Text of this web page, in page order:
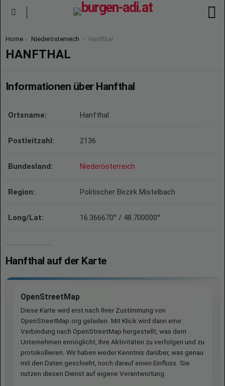
You are here:
Home Niederösterreich Hanfthal
HANFTHAL
Informationen über Hanfthal
Ortsname: Hanfthal
Postleitzahl: 2136
Bundesland: Niederösterreich
Region: Politischer Bezirk Mistelbach
Long/Lat: 16.366670° / 48.700000°
Hanfthal auf der Karte
OpenStreetMap
Diese Karte wird erst nach Ihrer Zustimmung von
OpenStreetMap.org geladen. Mit Klick wird dann eine
Verbindung nach OpenStreetMap hergestellt, was dem
Unternehmen ermöglicht, Ihre Aktivitäten zu verfolgen und zu
protokollieren. Wir haben weder Kenntnis darüber, was genau
mit den Daten geschieht, noch darauf einen Einfluss. Sie
nutzen diesen Dienst auf eigene Verantwortung.